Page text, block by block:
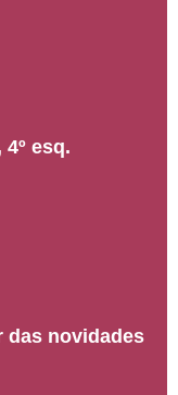
4º esq.
das novidades